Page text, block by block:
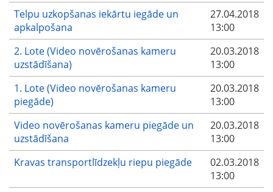
Telpu uzkopšanas iekārtu iegāde un
apkalpošana
27.04.2018
13:00
2. Lote (Video novērošanas kameru
uzstādīšana)
20.03.2018
13:00
1. Lote (Video novērošanas kameru
piegāde)
20.03.2018
13:00
Video novērošanas kameru piegāde un
uzstādīšana
20.03.2018
13:00
Kravas transportlīdzekļu riepu piegāde
02.03.2018
13:00